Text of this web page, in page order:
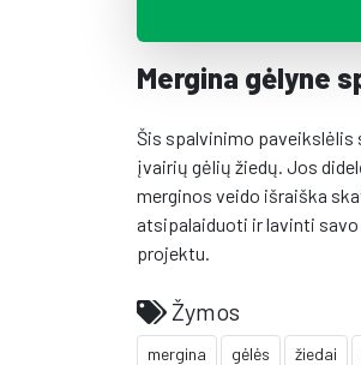
Mergina gėlyne
Šis spalvinimo paveikslėlis
įvairių gėlių žiedų. Jos
merginos veido išraiška
atsipalaiduoti ir lavinti
projektu.
Žymos
mergina gėlės žiedai